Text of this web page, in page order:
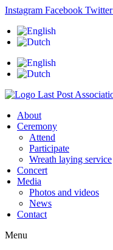
Skip
content
Instagram Facebook Twitter
About
Ceremony
Attend
Participate
Wreath laying service
Concert
Media
Photos and videos
News
Contact
Menu